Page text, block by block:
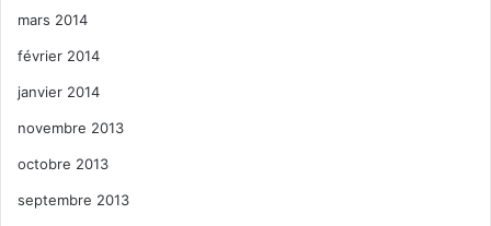
mars 2014
février 2014
janvier 2014
novembre 2013
octobre 2013
septembre 2013